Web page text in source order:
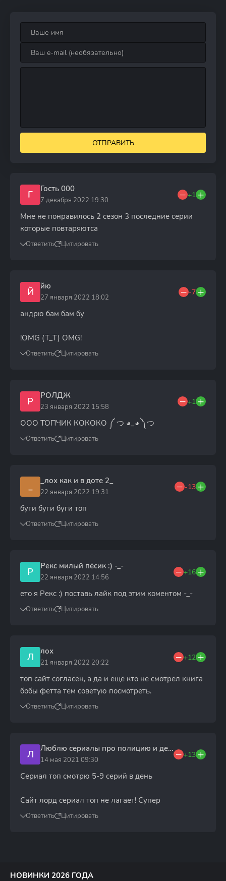
ОТПРАВИТЬ
Г Гость 000
7 декабря 2022 19:30
+1
Мне не понравилось 2 сезон 3 последние серии
которые повтаряютса
Ответить Цитировать
Й йю
27 января 2022 18:02
-7
андрю бам бам бу
!OMG (T_T) OMG!
Ответить Цитировать
Р РОЛДЖ
23 января 2022 15:58
+1
ООО ТОПЧИК КОКОКО ༼ つ ◕_◕ ༽つ
Ответить Цитировать
_лох как и в доте 2_
22 января 2022 19:31
-13
буги буги буги топ
Ответить Цитировать
Р Рекс милый пёсик :) -_-
22 января 2022 14:56
+16
ето я Рекс :) поставь лайк под этим коментом -_-
Ответить Цитировать
Л лох
21 января 2022 20:22
+12
топ сайт согласен, а да и ещё кто не смотрел книга
бобы фетта тем советую посмотреть.
Ответить Цитировать
Л Люблю сериалы про полицию и дективо
14 мая 2021 09:30
+13
Сериал топ смотрю 5-9 серий в день
Сайт лорд сериал топ не лагает! Супер
Ответить Цитировать
НОВИНКИ 2026 ГОДА